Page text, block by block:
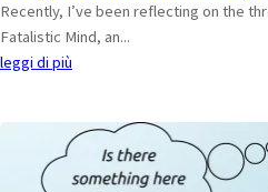
Recently, I’ve been reflecting on the
Fatalistic Mind, an...
leggi di più